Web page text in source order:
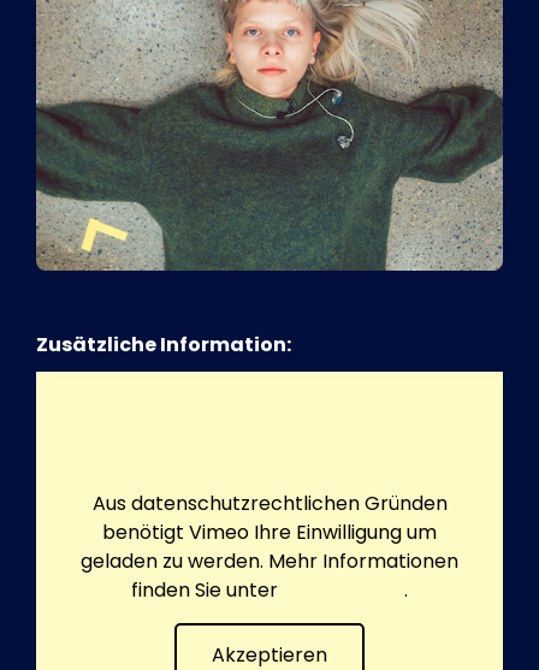
Zusätzliche Information:
Aus datenschutzrechtlichen Gründen
benötigt Vimeo Ihre Einwilligung um
geladen zu werden. Mehr Informationen
finden Sie unter
.
Akzeptieren